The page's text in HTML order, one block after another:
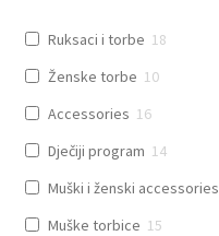
Ruksaci i torbe 18
Ženske torbe 10
Accessories 16
Dječiji program 14
Muški i ženski accessories
Muške torbice 15